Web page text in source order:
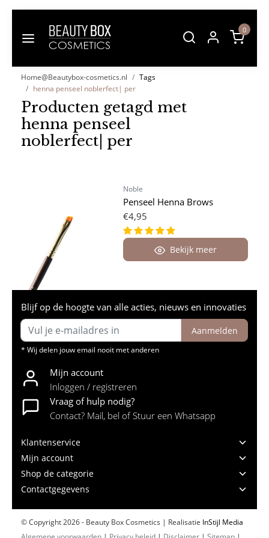
0
Home@Beautybox-cosmetics.nl
Tags
henna penseel noblerfect| per
Producten getagd met
henna penseel
noblerfect| per
Noble
Penseel Henna Brows
€4,95
Bekijk meer
Blijf op de hoogte van alle acties, nieuws en innovaties
Aanmelden
* Wij delen jouw email nooit met anderen
Mijn account
Inloggen / registreren
Vraag of hulp nodig?
Contact? Mail, bel of Stuur een Whatsapp
Klantenservice
Mijn account
Shop de categorie
Contactgegevens
© Copyright 2026 - Beauty Box Cosmetics | Realisatie InStijl Media